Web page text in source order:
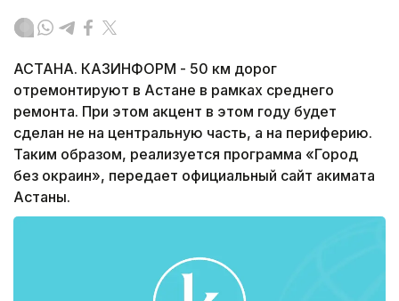
АСТАНА. КАЗИНФОРМ - 50 км дорог
отремонтируют в Астане в рамках среднего
ремонта. При этом акцент в этом году будет
сделан не на центральную часть, а на периферию.
Таким образом, реализуется программа «Город
без окраин», передает официальный сайт акимата
Астаны.